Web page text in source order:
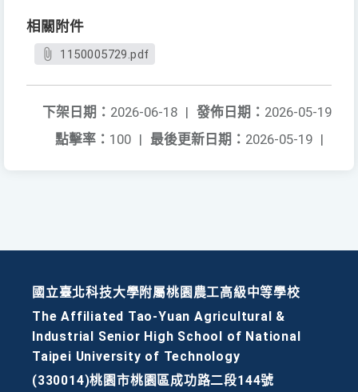
相關附件
1150005729.pdf
發佈日期： 2026-05-19
下架日期： 2026-06-18 |
最後更新日期： 2026-05-19 |
點擊率： 100 |
國立臺北科技大學附屬桃園農工高級中等學校
The Affiliated Tao-Yuan Agricultural &
Industrial Senior High School of National
Taipei University of Technology
(330014)桃園市桃園區成功路二段144號